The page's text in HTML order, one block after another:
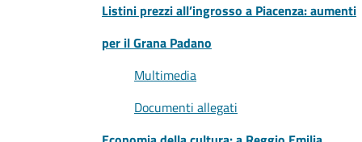
Listini prezzi all’ingrosso a Piacenza: aumenti
per il Grana Padano
Multimedia
Documenti allegati